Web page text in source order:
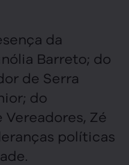
da
Barreto; do
de Serra
do
Zé
políticas